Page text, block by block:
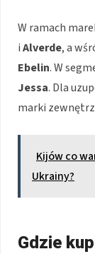
W ramach
iAlverde, a
Ebelin. W
Jessa. Dla
marki
Kijów co
Ukrainy?
Gdzie